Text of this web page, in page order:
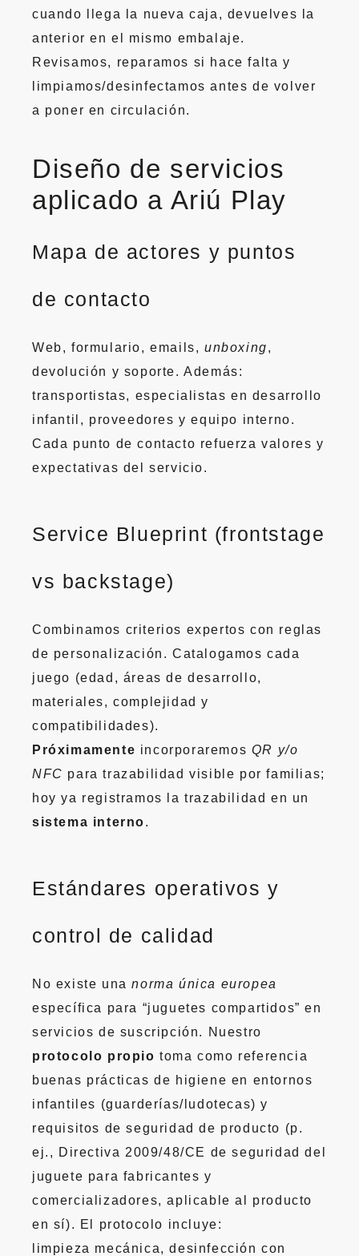
cuando llega la nueva caja, devuelves la
anterior en el mismo embalaje.
Revisamos, reparamos si hace falta y
limpiamos/desinfectamos antes de volver
a poner en circulación.
Diseño de servicios
aplicado a Ariú Play
Mapa de actores y puntos
de contacto
Web, formulario, emails, unboxing,
devolución y soporte. Además:
transportistas, especialistas en desarrollo
infantil, proveedores y equipo interno.
Cada punto de contacto refuerza valores y
expectativas del servicio.
Service Blueprint (frontstage
vs backstage)
Combinamos criterios expertos con reglas
de personalización. Catalogamos cada
juego (edad, áreas de desarrollo,
materiales, complejidad y
compatibilidades).
Próximamente incorporaremos QR y/o
NFC para trazabilidad visible por familias;
hoy ya registramos la trazabilidad en un
sistema interno.
Estándares operativos y
control de calidad
No existe unanorma única europea
específica para “juguetes compartidos” en
servicios de suscripción. Nuestro
protocolo propio toma como referencia
buenas prácticas de higiene en entornos
infantiles (guarderías/ludotecas) y
requisitos de seguridad de producto (p.
ej., Directiva 2009/48/CE de seguridad del
juguete para fabricantes y
comercializadores, aplicable al producto
en sí). El protocolo incluye:
limpieza mecánica, desinfección con